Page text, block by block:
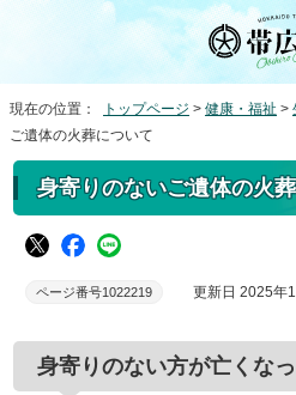
現在の位置： トップページ > 健康・福祉 >
ご遺体の火葬について
身寄りのないご遺体の火
ページ番号1022219 更新日 2025年
身寄りのない方が亡くな